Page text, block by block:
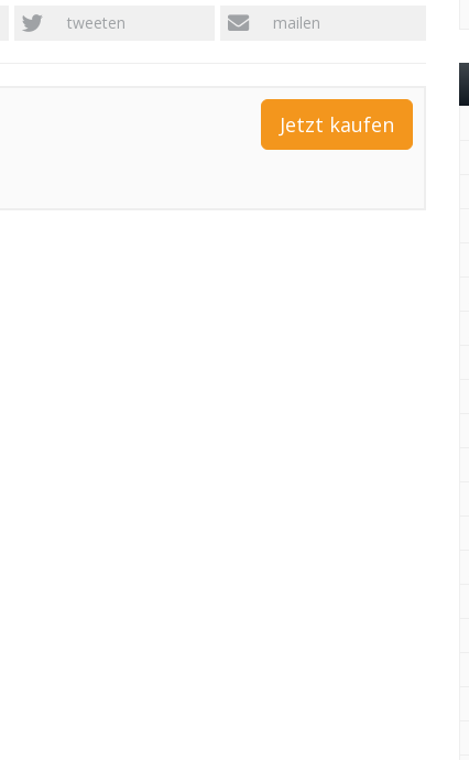
tweeten mailen
Jetzt kaufen